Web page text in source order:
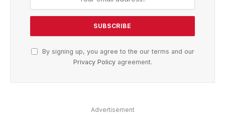
By signing up, you agree to the our terms and our
Privacy Policyagreement.
Advertisement